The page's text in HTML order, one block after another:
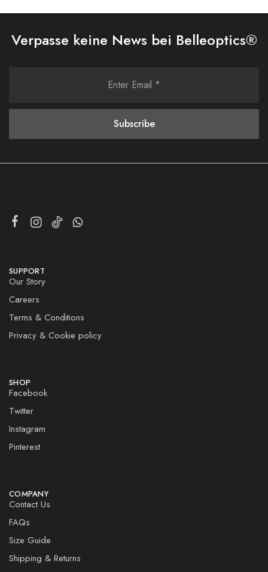
Verpasse keine News bei Belleoptics®
SUPPORT
Our Story
Careers
Terms & Conditions
Privacy & Cookie policy
SHOP
Facebook
Twitter
Instagram
Pinterest
COMPANY
Contact Us
FAQs
Size Guide
Shipping & Returns